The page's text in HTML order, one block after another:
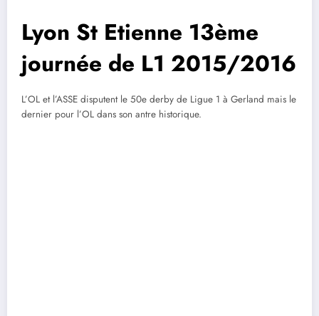
Lyon St Etienne 13ème
journée de L1 2015/2016
L’OL et l’ASSE disputent le 50e derby de Ligue 1 à Gerland mais le
dernier pour l’OL dans son antre historique.